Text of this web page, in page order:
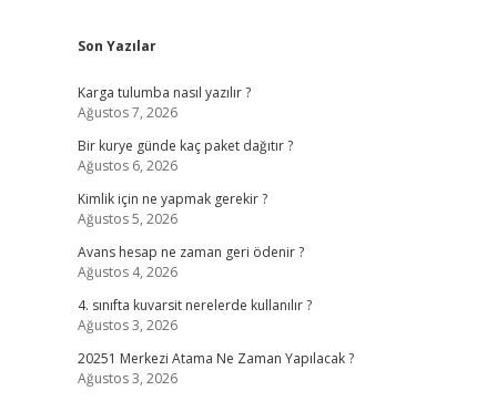
Sidebar
Son Yazılar
Karga tulumba nasıl yazılır ?
Ağustos 7, 2026
Bir kurye günde kaç paket dağıtır ?
Ağustos 6, 2026
Kimlik için ne yapmak gerekir ?
Ağustos 5, 2026
Avans hesap ne zaman geri ödenir ?
Ağustos 4, 2026
4. sınıfta kuvarsit nerelerde kullanılır ?
Ağustos 3, 2026
20251 Merkezi Atama Ne Zaman Yapılacak ?
Ağustos 3, 2026